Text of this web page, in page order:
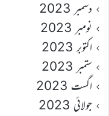
دسمبر 2023
نومبر 2023
اکتوبر 2023
ستمبر 2023
اگست 2023
جولائی 2023